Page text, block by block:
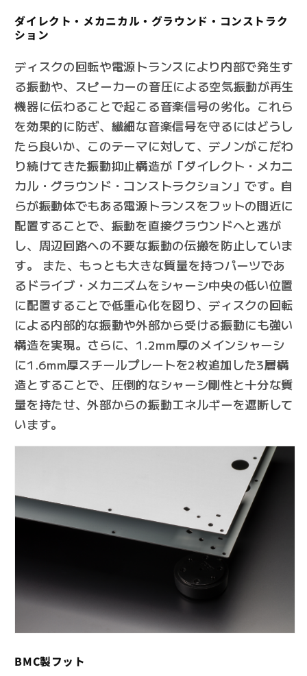
ダイレクト・メカニカル・グラウンド・コンストラク
ション
ディスクの回転や電源トランスにより内部で発生す
る振動や、スピーカーの音圧による空気振動が再生
機器に伝わることで起こる音楽信号の劣化。これら
を効果的に防ぎ、繊細な音楽信号を守るにはどうし
たら良いか、このテーマに対して、デノンがこだわ
り続けてきた振動抑止構造が「ダイレクト・メカニ
カル・グラウンド・コンストラクション」です。自
らが振動体でもある電源トランスをフットの間近に
配置することで、振動を直接グラウンドへと逃が
し、周辺回路への不要な振動の伝搬を防止していま
す。 また、もっとも大きな質量を持つパーツであ
るドライブ・メカニズムをシャーシ中央の低い位置
に配置することで低重心化を図り、ディスクの回転
による内部的な振動や外部から受ける振動にも強い
構造を実現。さらに、1.2mm厚のメインシャーシ
に1.6mm厚スチールプレートを2枚追加した3層構
造とすることで、圧倒的なシャーシ剛性と十分な質
量を持たせ、外部からの振動エネルギーを遮断して
います。
BMC製フット